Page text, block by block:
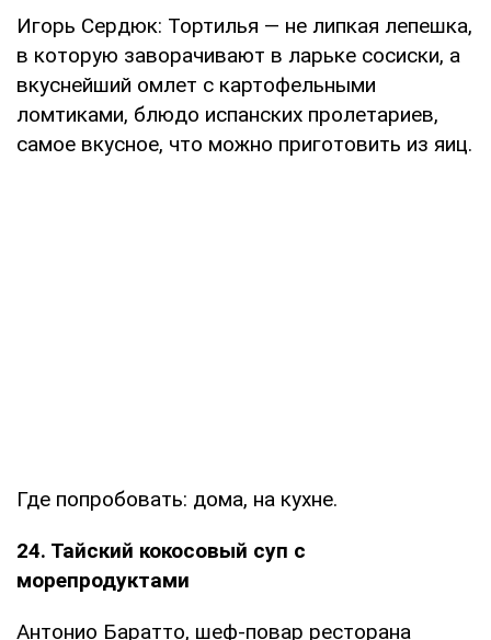
Игорь Сердюк: Тортилья — не липкая лепешка,
в которую заворачивают в ларьке сосиски, а
вкуснейший омлет с картофельными
ломтиками, блюдо испанских пролетариев,
самое вкусное, что можно приготовить из яиц.
Где попробовать: дома, на кухне.
24. Тайский кокосовый суп с
морепродуктами
Антонио Баратто, шеф-повар ресторана